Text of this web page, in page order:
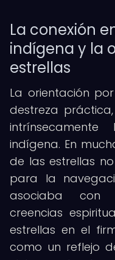
La conexión
indígena y la
estrellas
La orientación
destreza
indígena. En
de las estrellas
para la
asociaba con
creencias
estrellas en el
como un reflejo